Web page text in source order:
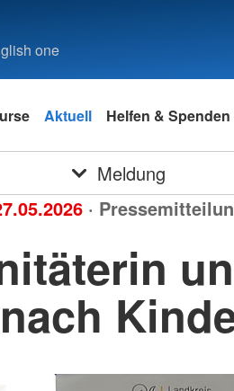
one
Aktuell Helfen & Spenden
Meldung
·